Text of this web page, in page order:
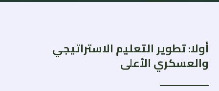
أولا: تطوير التعليم الاستراتيجي
والعسكري الأعلى